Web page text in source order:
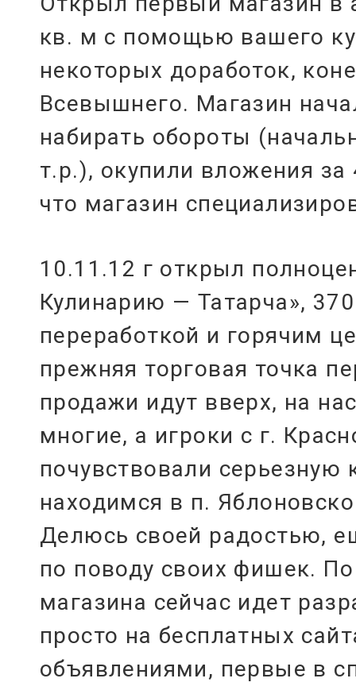
кв. м с помощью вашего
некоторых доработок,
Всевышнего. Магазин
набирать обороты
т.р.), окупили вложения
что магазин
10.11.12 г открыл
Кулинарию — Татарча»,
переработкой и горячим
прежняя торговая точка
продажи идут вверх, на
многие, а игроки с г.
почувствовали
находимся в п.
Делюсь своей радостью,
по поводу своих фишек.
магазина сейчас идет
просто на бесплатных
объявлениями, первые в